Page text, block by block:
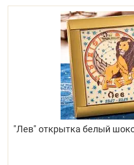
"Лев" открытка белый